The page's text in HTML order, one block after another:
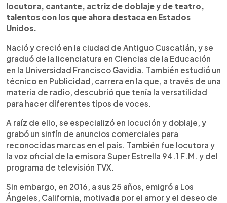
locutora, cantante, actriz de doblaje y de teatro,
talentos con los que ahora destaca en Estados
Unidos.
Nació y creció en la ciudad de Antiguo Cuscatlán, y se
graduó de la licenciatura en Ciencias de la Educación
en la Universidad Francisco Gavidia. También estudió un
técnico en Publicidad, carrera en la que, a través de una
materia de radio, descubrió que tenía la versatilidad
para hacer diferentes tipos de voces.
A raíz de ello, se especializó en locución y doblaje, y
grabó un sinfín de anuncios comerciales para
reconocidas marcas en el país. También fue locutora y
la voz oficial de la emisora Super Estrella 94.1 F.M. y del
programa de televisión TVX.
Sin embargo, en 2016, a sus 25 años, emigró a Los
Ángeles, California, motivada por el amor y el deseo de